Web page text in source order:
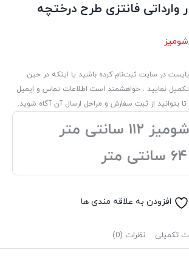
وارداتی فانتزی طرح درختچه
,شومیز
در سایت ثبت‌نام کرده باشید یا اینکه در حین
تکمیل نمایید . خواهشمند است اطلاعات تماس و ایمیل
بتوانید از ثبت سفارش و مراحل ارسال آن آگاه شوید.
سانتی متر
افزودن به علاقه مندی ها
تکمیلی نظرات (0)